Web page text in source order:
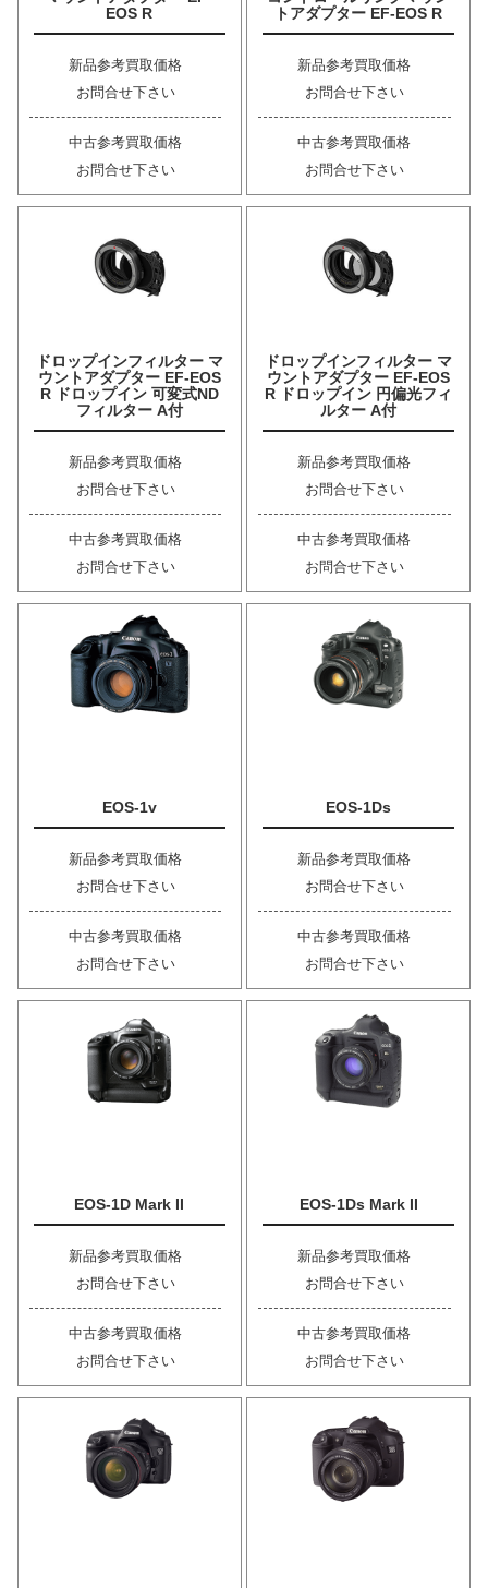
EOS R
新品参考買取価格
お問合せ下さい
中古参考買取価格
お問合せ下さい
トアダプター EF-EOS R
新品参考買取価格
お問合せ下さい
中古参考買取価格
お問合せ下さい
ドロップインフィルター マ
ウントアダプター EF-EOS
R ドロップイン 可変式ND
フィルター A付
新品参考買取価格
お問合せ下さい
中古参考買取価格
お問合せ下さい
ドロップインフィルター マ
ウントアダプター EF-EOS
R ドロップイン 円偏光フィ
ルター A付
新品参考買取価格
お問合せ下さい
中古参考買取価格
お問合せ下さい
EOS-1v
新品参考買取価格
お問合せ下さい
中古参考買取価格
お問合せ下さい
EOS-1Ds
新品参考買取価格
お問合せ下さい
中古参考買取価格
お問合せ下さい
EOS-1D Mark II
新品参考買取価格
お問合せ下さい
中古参考買取価格
お問合せ下さい
EOS-1Ds Mark II
新品参考買取価格
お問合せ下さい
中古参考買取価格
お問合せ下さい